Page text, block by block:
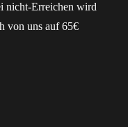
nicht-Erreichen wird
von uns auf 65€